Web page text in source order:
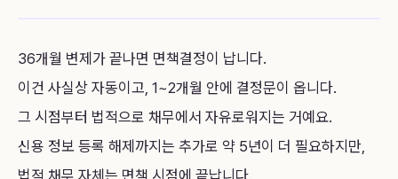
36개월 변제가 끝나면 면책결정이 납니다.
이건 사실상 자동이고, 1~2개월 안에 결정문이 옵니다.
그 시점부터 법적으로 채무에서 자유로워지는 거예요.
신용 정보 등록 해제까지는 추가로 약 5년이 더 필요하지만,
법적 채무 자체는 면책 시점에 끝납니다.